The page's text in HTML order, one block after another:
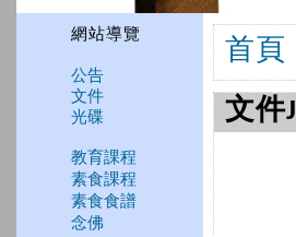
網站導覽
公告
文件
光碟
教育課程
素食課程
素食食譜
念佛
首頁
文件